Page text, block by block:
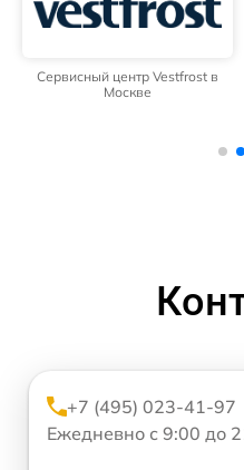
Сервисный центр Vestfrost в
Москве
+7 (495) 023-41-97
Ежедневно с 9:00 до